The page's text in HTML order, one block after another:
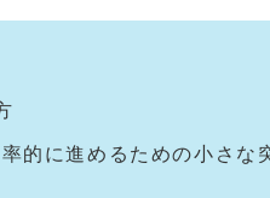
的に進めるための小さな